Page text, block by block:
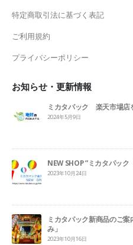
特定商取引法に基づく表記
ご利用規約
プライバシーポリシー
お知らせ・更新情報
ミカタパック 楽天市場店
2024年5月9日
NEW SHOP ”ミカタパッ
2023年10月24日
ミカタパック新商品のご
み」
2023年10月16日